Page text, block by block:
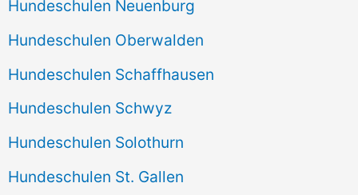
Hundeschulen Neuenburg
Hundeschulen Oberwalden
Hundeschulen Schaffhausen
Hundeschulen Schwyz
Hundeschulen Solothurn
Hundeschulen St. Gallen